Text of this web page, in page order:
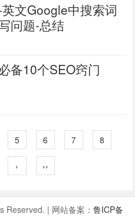
文Google中搜索词
问题-总结
备10个SEO窍门
5 6 7 8
› ››
Reserved. | 网站备案：鲁ICP备